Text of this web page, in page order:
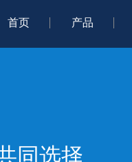
首页 产品
同选择